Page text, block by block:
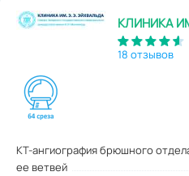
КЛИНИКА
18 отзывов
КТ-ангиография брюшного
ее ветвей